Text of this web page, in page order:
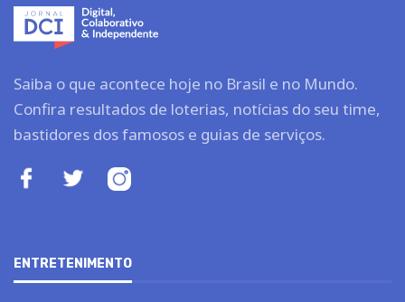
Saiba o que acontece hoje no Brasil e no Mundo.
Confira resultados de loterias, notícias do seu time,
bastidores dos famosos e guias de serviços.
ENTRETENIMENTO